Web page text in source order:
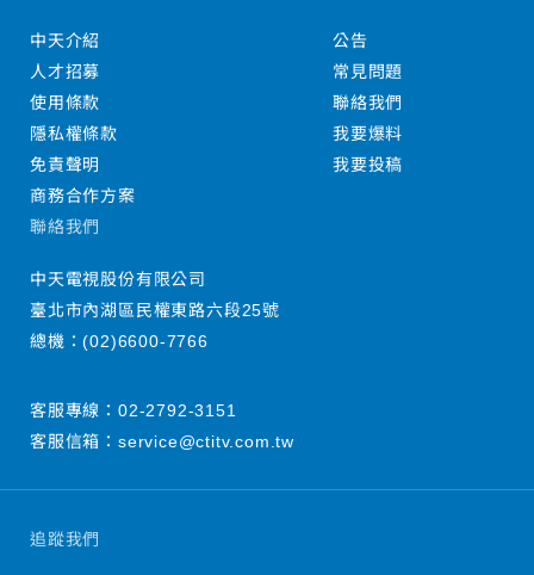
追蹤我們
中天介紹
人才招募
使用條款
隱私權條款
免責聲明
商務合作方案
公告
常見問題
聯絡我們
我要爆料
我要投稿
聯絡我們
中天電視股份有限公司
臺北市內湖區民權東路六段25號
總機：(02)6600-7766
客服專線： 02-2792-3151
客服信箱： service@ctitv.com.tw